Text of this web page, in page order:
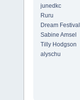
junedkc
Ruru
Dream Festival
Sabine Amsel
Tilly Hodgson
alyschu